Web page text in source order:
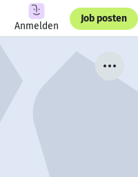
Anmelden
Job posten